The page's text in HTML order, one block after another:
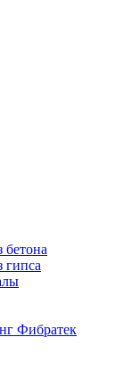
бетона
гипса
Фибратек